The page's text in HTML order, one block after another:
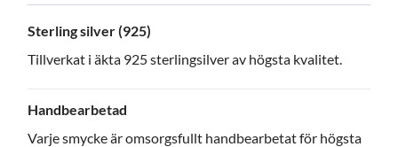
Sterling silver (925)
Tillverkat i äkta 925 sterlingsilver av högsta kvalitet.
Handbearbetad
Varje smycke är omsorgsfullt handbearbetat för högsta